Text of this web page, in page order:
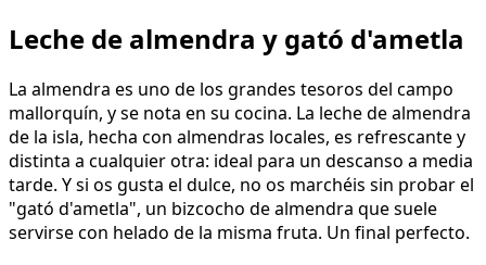
Leche de almendra y gató d'ametla
La almendra es uno de los grandes tesoros del campo
mallorquín, y se nota en su cocina. La leche de almendra
de la isla, hecha con almendras locales, es refrescante y
distinta a cualquier otra: ideal para un descanso a media
tarde. Y si os gusta el dulce, no os marchéis sin probar el
"gató d'ametla", un bizcocho de almendra que suele
servirse con helado de la misma fruta. Un final perfecto.